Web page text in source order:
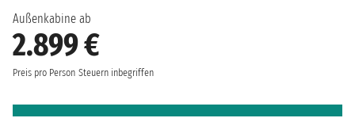
Außenkabine ab
2.899 €
Preis pro Person Steuern inbegriffen